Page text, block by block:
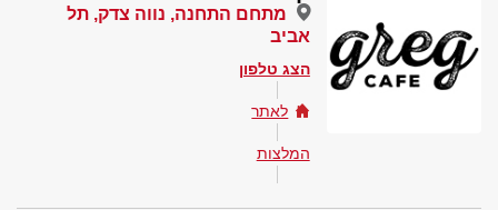
מתחם התחנה, נווה צדק, תל
אביב
הצג טלפון
לאתר
המלצות